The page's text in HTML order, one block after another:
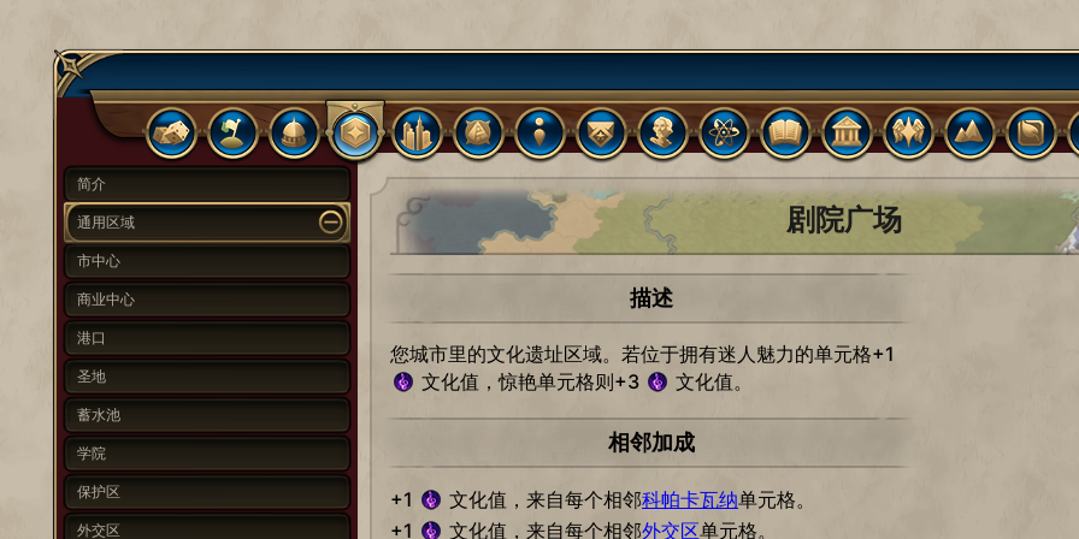
简介
通用区域
市中心
商业中心
港口
圣地
蓄水池
学院
保护区
外交区
剧院广场
描述
您城市里的文化遗址区域。若位于拥有迷人魅力的单元格+1
文化值，惊艳单元格则+3
文化值。
相邻加成
+1 文化值，来自每个相邻科帕卡瓦纳单元格。
+1
文化值，来自每个相邻外交区单元格。